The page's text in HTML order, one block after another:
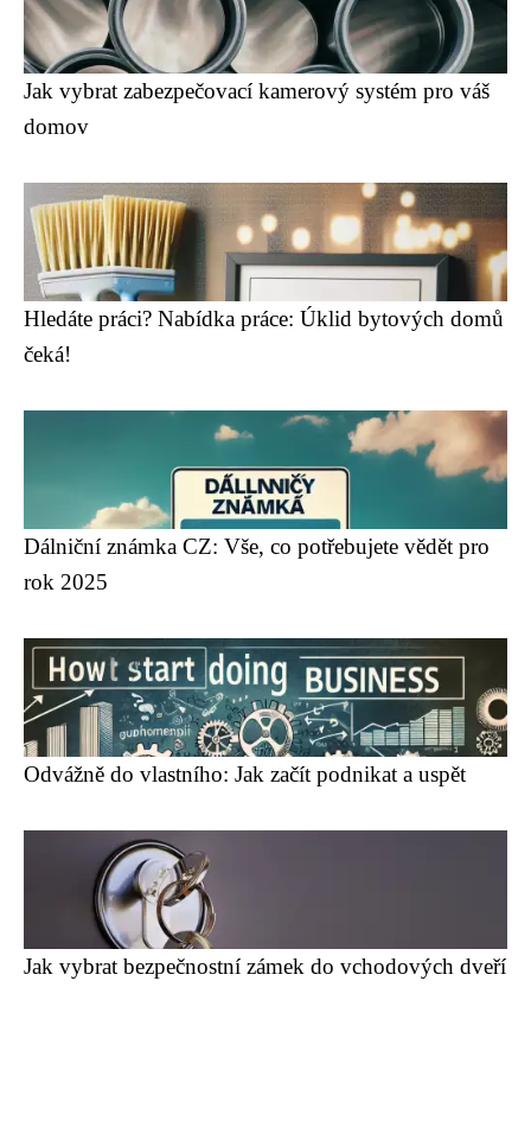
Jak vybrat zabezpečovací kamerový systém pro váš
domov
Hledáte práci? Nabídka práce: Úklid bytových domů
čeká!
Dálniční známka CZ: Vše, co potřebujete vědět pro
rok 2025
Odvážně do vlastního: Jak začít podnikat a uspět
Jak vybrat bezpečnostní zámek do vchodových dveří